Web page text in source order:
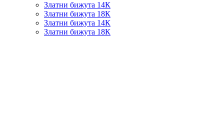
Златни бижута 14К
Златни бижута 18К
Златни бижута 14К
Златни бижута 18К